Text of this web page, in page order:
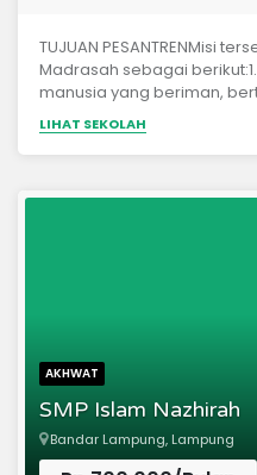
TUJUAN PESANTRENMisi
Madrasah sebagai
manusia yang beriman,
berakhlaq mulia2. Menjadi
mengedepankan akhlak
pendidikan yang
LIHAT SEKOLAH
AKHWAT
SMP Islam Nazhirah
Bandar Lampung, Lampung